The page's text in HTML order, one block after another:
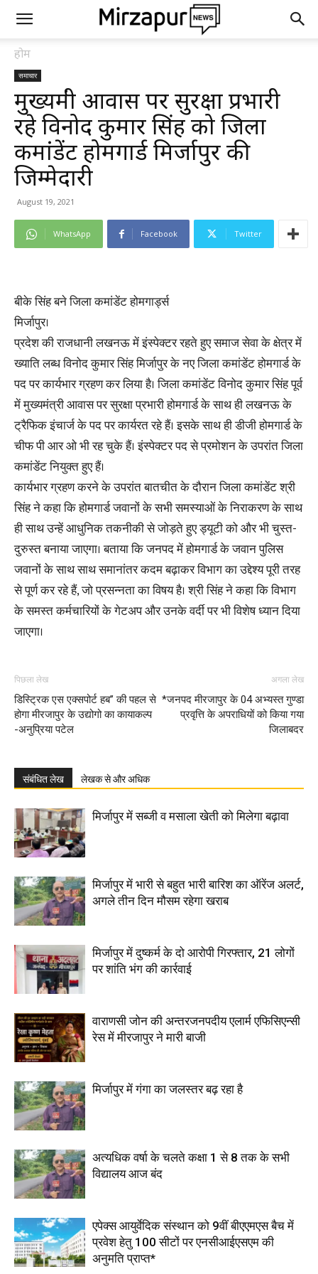
होम
समाचार
मुख्यमंत्री आवास पर सुरक्षा प्रभारी
रहे विनोद कुमार सिंह को जिला
कमांडेंट होमगार्ड मिर्जापुर की
जिम्मेदारी
August 19, 2021
WhatsApp Facebook Twitter
बीके सिंह बने जिला कमांडेंट होमगार्ड्स
मिर्जापुर।
प्रदेश की राजधानी लखनऊ में इंस्पेक्टर रहते हुए समाज सेवा के क्षेत्र में
ख्याति लब्ध विनोद कुमार सिंह मिर्जापुर के नए जिला कमांडेंट होमगार्ड के
पद पर कार्यभार ग्रहण कर लिया है। जिला कमांडेंट विनोद कुमार सिंह पूर्व
में मुख्यमंत्री आवास पर सुरक्षा प्रभारी होमगार्ड के साथ ही लखनऊ के
ट्रैफिक इंचार्ज के पद पर कार्यरत रहे हैं। इसके साथ ही डीजी होमगार्ड के
चीफ पी आर ओ भी रह चुके हैं। इंस्पेक्टर पद से प्रमोशन के उपरांत जिला
कमांडेंट नियुक्त हुए हैं।
कार्यभार ग्रहण करने के उपरांत बातचीत के दौरान जिला कमांडेंट श्री
सिंह ने कहा कि होमगार्ड जवानों के सभी समस्याओं के निराकरण के साथ
ही साथ उन्हें आधुनिक तकनीकी से जोड़ते हुए ड्यूटी को और भी चुस्त-
दुरुस्त बनाया जाएगा। बताया कि जनपद में होमगार्ड के जवान पुलिस
जवानों के साथ साथ समानांतर कदम बढ़ाकर विभाग का उद्देश्य पूरी तरह
से पूर्ण कर रहे हैं, जो प्रसन्नता का विषय है। श्री सिंह ने कहा कि विभाग
के समस्त कर्मचारियों के गेटअप और उनके वर्दी पर भी विशेष ध्यान दिया
जाएगा।
पिछला लेख
डिस्ट्रिक एस एक्सपोर्ट हब’’ की पहल से
होगा मीरजापुर के उद्योगो का कायाकल्प
-अनुप्रिया पटेल
अगला लेख
*जनपद मीरजापुर के 04 अभ्यस्त गुण्डा
प्रवृत्ति के अपराधियों को किया गया
जिलाबदर
संबंधित लेख लेखक से और अधिक
मिर्जापुर में सब्जी व मसाला खेती को मिलेगा बढ़ावा
मिर्जापुर में भारी से बहुत भारी बारिश का ऑरेंज अलर्ट,
अगले तीन दिन मौसम रहेगा खराब
मिर्जापुर में दुष्कर्म के दो आरोपी गिरफ्तार, 21 लोगों
पर शांति भंग की कार्रवाई
वाराणसी जोन की अन्तरजनपदीय एलार्म एफिसिएन्सी
रेस में मीरजापुर ने मारी बाजी
मिर्जापुर में गंगा का जलस्तर बढ़ रहा है
अत्यधिक वर्षा के चलते कक्षा 1 से 8 तक के सभी
विद्यालय आज बंद
एपेक्स आयुर्वेदिक संस्थान को 9वीं बीएएमएस बैच में
प्रवेश हेतु 100 सीटों पर एनसीआईएसएम की
अनुमति प्राप्त*